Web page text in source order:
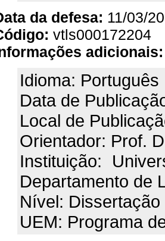
da defesa: 11/03/
vtls000172204
adicionais:
Idioma: Português
Data de
Local de
Orientador: Prof.
Instituição:
Departamento de
Nível:
UEM: Programa